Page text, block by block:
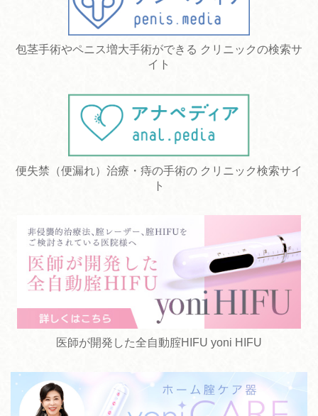
包茎手術やペニス増大手術ができる クリニックの検索サ
イト
便失禁（便漏れ）治療・痔の手術の クリニック検索サイ
ト
医師が開発した全自動腟HIFU yoni HIFU